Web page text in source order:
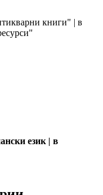
книги" | в
език | в